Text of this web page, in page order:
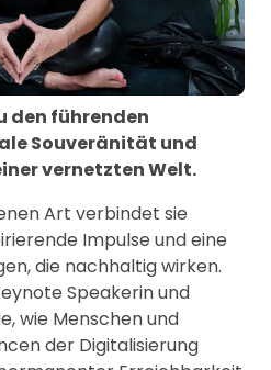
den führenden
Souveränität und
vernetzten Welt.
Art verbindet sie
Impulse und eine
die nachhaltig wirken.
Speakerin und
wie Menschen und
der Digitalisierung